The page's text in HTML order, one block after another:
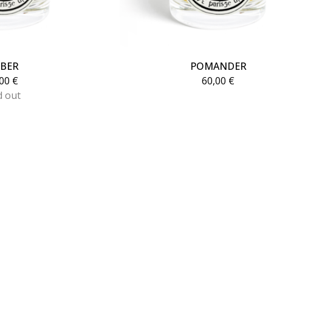
€
out
POMANDER
60,00 €